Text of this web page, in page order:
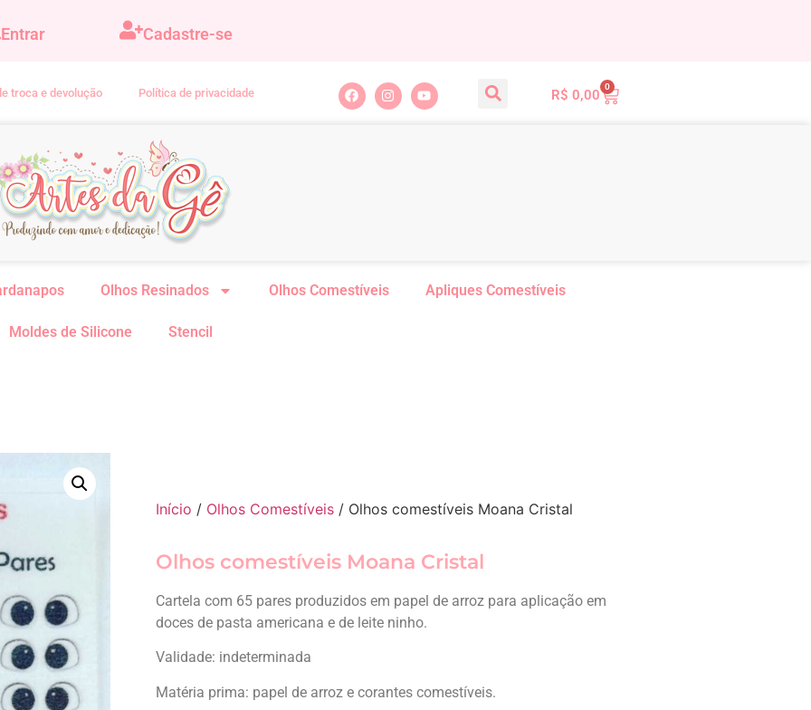
Entrar Cadastre-se
troca e devolução Política de privacidade R$ 0,00
0
Olhos Resinados Olhos Comestíveis Apliques Comestíveis
Moldes de Silicone Stencil
Início / Olhos Comestíveis / Olhos comestíveis Moana Cristal
Olhos comestíveis Moana Cristal
Cartela com 65 pares produzidos em papel de arroz para aplicação em
doces de pasta americana e de leite ninho.
Validade: indeterminada
Matéria prima: papel de arroz e corantes comestíveis.